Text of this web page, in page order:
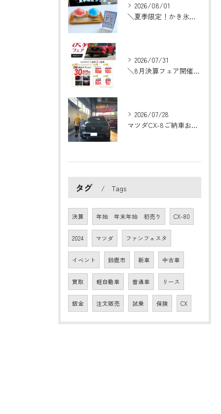
2026/08/01
＼夏季限定！かき氷はじめました🍧／
2026/07/31
＼8月決算フェア開催！／
2026/07/28
マツダCX-8ご納車おめでとうございます！🎉
タグ Tags
決算 年始 年末年始 初売り CX-80
2024 マツダ ファンフェスタ
イベント 鈴鹿市 新車 中古車
買取 軽自動車 普通車 リース
鈑金 注文販売 試乗 保険 CX